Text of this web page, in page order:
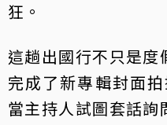
狂。
這趟出國行不只是度
完成了新專輯封面
當主持人試圖套話詢